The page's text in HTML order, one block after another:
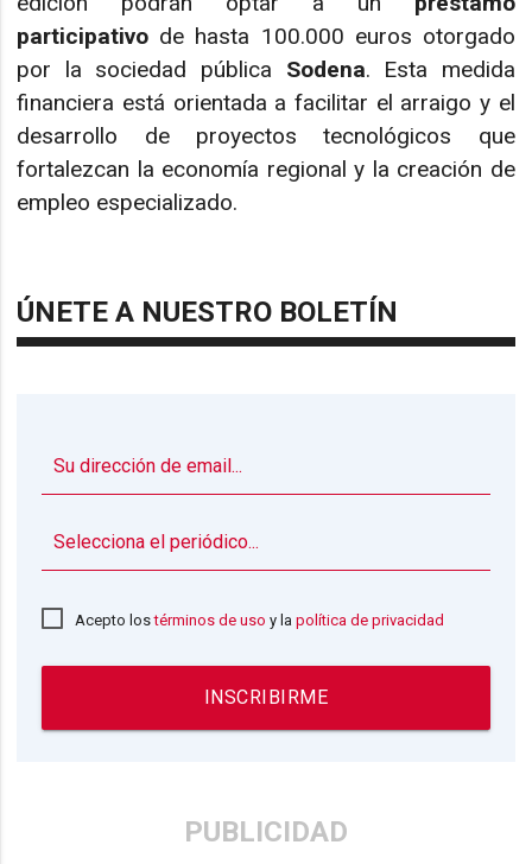
participativo de hasta 100.000 euros otorgado
por la sociedad pública Sodena. Esta medida
financiera está orientada a facilitar el arraigo y el
desarrollo de proyectos tecnológicos que
fortalezcan la economía regional y la creación de
empleo especializado.
ÚNETE A NUESTRO BOLETÍN
Acepto lostérminos de uso y lapolítica de privacidad
INSCRIBIRME
PUBLICIDAD